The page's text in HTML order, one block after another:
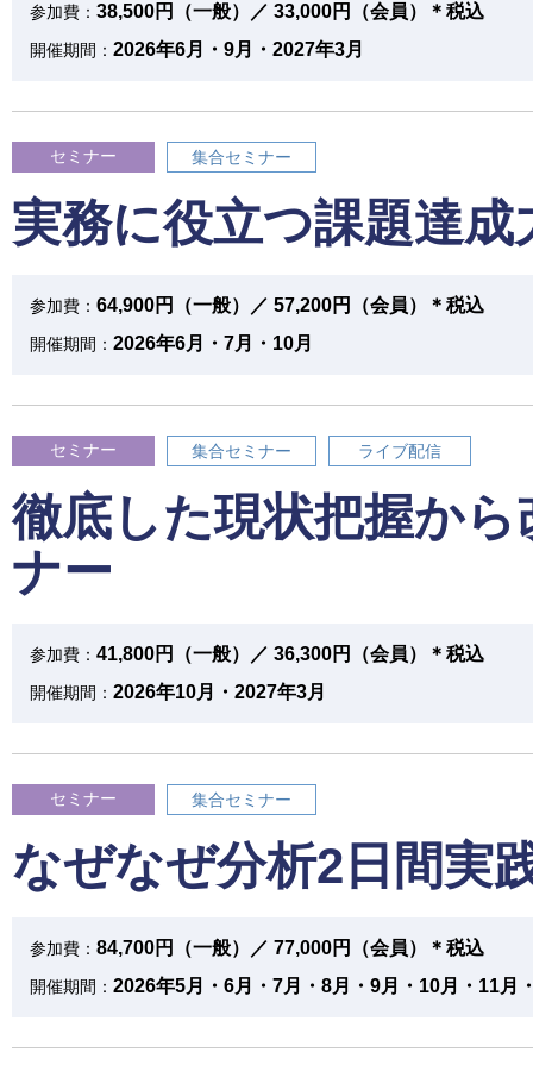
参加費： 38,500円（一般）／ 33,000円（会員）＊税込
開催期間： 2026年6月・9月・2027年3月
セミナー 集合セミナー
実務に役立つ課題達
参加費： 64,900円（一般）／ 57,200円（会員）＊税込
開催期間： 2026年6月・7月・10月
セミナー 集合セミナー ライブ配信
徹底した現状把握か
ナー
参加費： 41,800円（一般）／ 36,300円（会員）＊税込
開催期間： 2026年10月・2027年3月
セミナー 集合セミナー
なぜなぜ分析2日間実
参加費： 84,700円（一般）／ 77,000円（会員）＊税込
開催期間： 2026年5月・6月・7月・8月・9月・10月・11月